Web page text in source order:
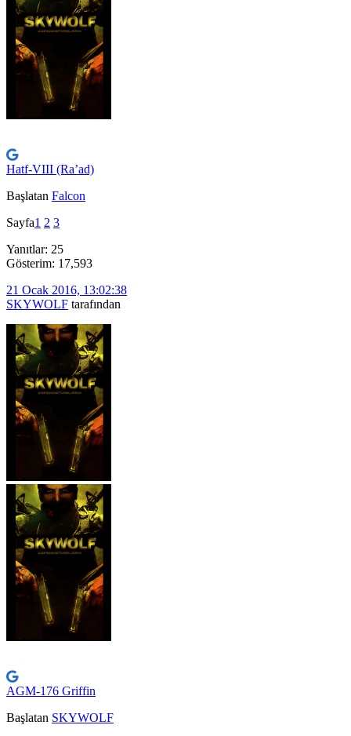
Hatf-VIII (Ra’ad)
Başlatan Falcon
Sayfa1 2 3
Yanıtlar: 25
Gösterim: 17,593
21 Ocak 2016, 13:02:38
SKYWOLF tarafından
AGM-176 Griffin
Başlatan SKYWOLF